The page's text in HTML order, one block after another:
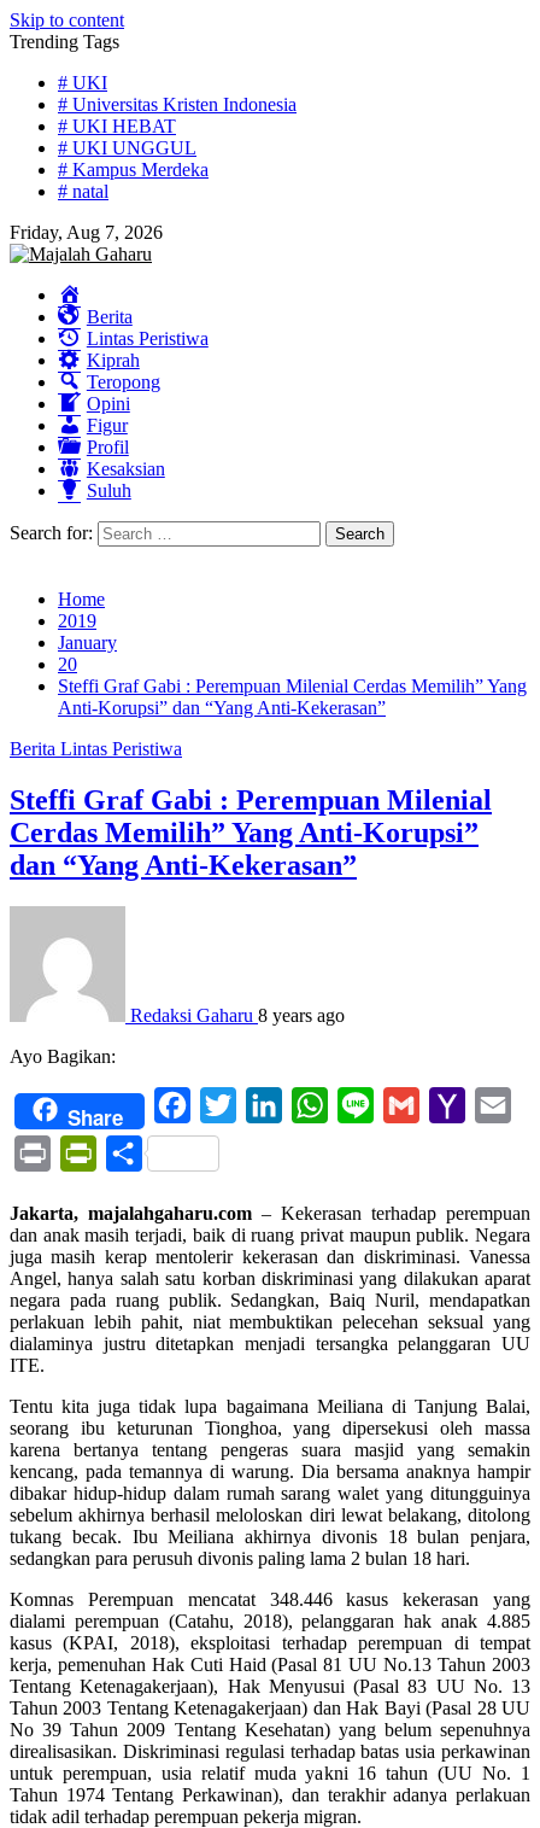
Skip to content
Trending Tags
# UKI
# Universitas Kristen Indonesia
# UKI HEBAT
# UKI UNGGUL
# Kampus Merdeka
# natal
Friday, Aug 7, 2026
Berita
Lintas Peristiwa
Kiprah
Teropong
Opini
Figur
Profil
Kesaksian
Suluh
Search for:
Home
2019
January
20
Steffi Graf Gabi : Perempuan Milenial Cerdas Memilih” Yang
Anti-Korupsi” dan “Yang Anti-Kekerasan”
Berita Lintas Peristiwa
Steffi Graf Gabi : Perempuan Milenial
Cerdas Memilih” Yang Anti-Korupsi”
dan “Yang Anti-Kekerasan”
Redaksi Gaharu 8 years ago
Ayo Bagikan:
Share FacebookTwitter LinkedInWhatsApp
Line Gmail
Yahoo
Print PrintFriendly
Share
Jakarta, majalahgaharu.com – Kekerasan terhadap perempuan
dan anak masih terjadi, baik di ruang privat maupun publik. Negara
juga masih kerap mentolerir kekerasan dan diskriminasi. Vanessa
Angel, hanya salah satu korban diskriminasi yang dilakukan aparat
negara pada ruang publik. Sedangkan, Baiq Nuril, mendapatkan
perlakuan lebih pahit, niat membuktikan pelecehan seksual yang
dialaminya justru ditetapkan menjadi tersangka pelanggaran UU
ITE.
Tentu kita juga tidak lupa bagaimana Meiliana di Tanjung Balai,
seorang ibu keturunan Tionghoa, yang dipersekusi oleh massa
karena bertanya tentang pengeras suara masjid yang semakin
kencang, pada temannya di warung. Dia bersama anaknya hampir
dibakar hidup-hidup dalam rumah sarang walet yang ditungguinya
sebelum akhirnya berhasil meloloskan diri lewat belakang, ditolong
tukang becak. Ibu Meiliana akhirnya divonis 18 bulan penjara,
sedangkan para perusuh divonis paling lama 2 bulan 18 hari.
Komnas Perempuan mencatat 348.446 kasus kekerasan yang
dialami perempuan (Catahu, 2018), pelanggaran hak anak 4.885
kasus (KPAI, 2018), eksploitasi terhadap perempuan di tempat
kerja, pemenuhan Hak Cuti Haid (Pasal 81 UU No.13 Tahun 2003
Tentang Ketenagakerjaan), Hak Menyusui (Pasal 83 UU No. 13
Tahun 2003 Tentang Ketenagakerjaan) dan Hak Bayi (Pasal 28 UU
No 39 Tahun 2009 Tentang Kesehatan) yang belum sepenuhnya
direalisasikan. Diskriminasi regulasi terhadap batas usia perkawinan
untuk perempuan, usia relatif muda yakni 16 tahun (UU No. 1
Tahun 1974 Tentang Perkawinan), dan terakhir adanya perlakuan
tidak adil terhadap perempuan pekerja migran.